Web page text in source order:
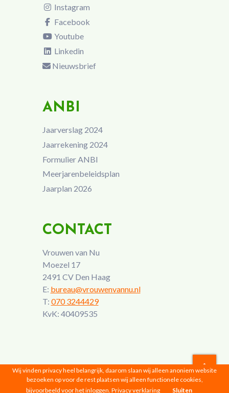
Instagram
Facebook
Youtube
Linkedin
Nieuwsbrief
ANBI
Jaarverslag 2024
Jaarrekening 2024
Formulier ANBI
Meerjarenbeleidsplan
Jaarplan 2026
CONTACT
Vrouwen van Nu
Moezel 17
2491 CV Den Haag
E: bureau@vrouwenvannu.nl
T: 070 3244429
KvK: 40409535
Vrouwen van Nu © 2026 |Privacyverklaring
Wij vinden privacy heel belangrijk, daarom slaan wij alleen anoniem website
bezoeken op voor de rest plaatsen wij alleen functionele cookies,
bijvoorbeeld voor het inloggen. Privacy verklaring Sluiten